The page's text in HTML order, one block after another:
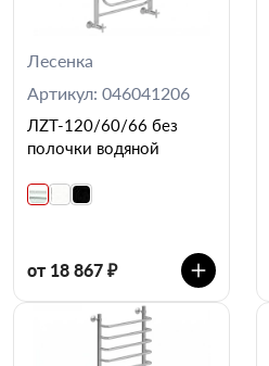
Лесенка
Артикул: 046041206
ЛZT-120/60/66 без
полочки водяной
от 18 867 ₽